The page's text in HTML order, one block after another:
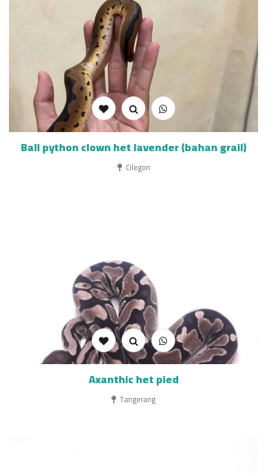
Ball python clown het lavender (bahan grail)
Cilegon
Axanthic het pied
Tangerang